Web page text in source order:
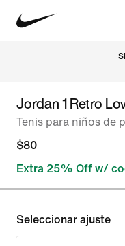
Jordan 1 Retro
Tenis para niños de
$80
Extra 25% Off w/
Seleccionar ajuste